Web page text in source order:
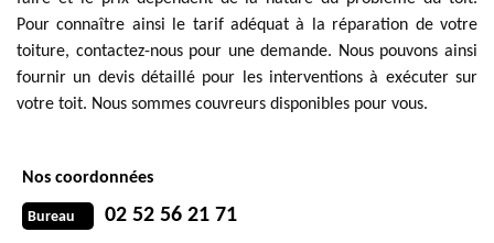
Pour connaître ainsi le tarif adéquat à la réparation de votre
toiture, contactez-nous pour une demande. Nous pouvons ainsi
fournir un devis détaillé pour les interventions à exécuter sur
votre toit. Nous sommes couvreurs disponibles pour vous.
Nos coordonnées
Bureau 02 52 56 21 71